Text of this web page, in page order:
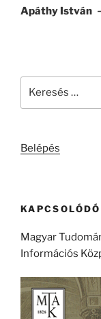
bejegyzés
Apáthy István
Belépés
Magyar
Információs